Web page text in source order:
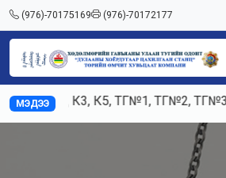
(976)-70175169 (976)-70172177
МЭДЭЭ
Ажилд К3, К5, ТГ№1, ТГ№2, ТГ№3,